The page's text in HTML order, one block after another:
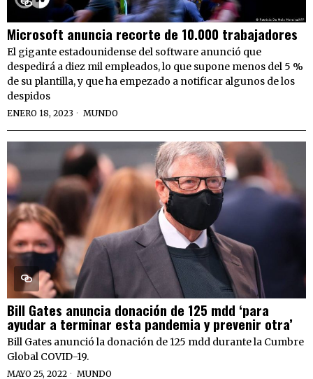
Microsoft anuncia recorte de 10.000 trabajadores
El gigante estadounidense del software anunció que
despedirá a diez mil empleados, lo que supone menos del 5 %
de su plantilla, y que ha empezado a notificar algunos de los
despidos
ENERO 18, 2023 MUNDO
Bill Gates anuncia donación de 125 mdd ‘para
ayudar a terminar esta pandemia y prevenir otra’
Bill Gates anunció la donación de 125 mdd durante la Cumbre
Global COVID-19.
MAYO 25, 2022 MUNDO